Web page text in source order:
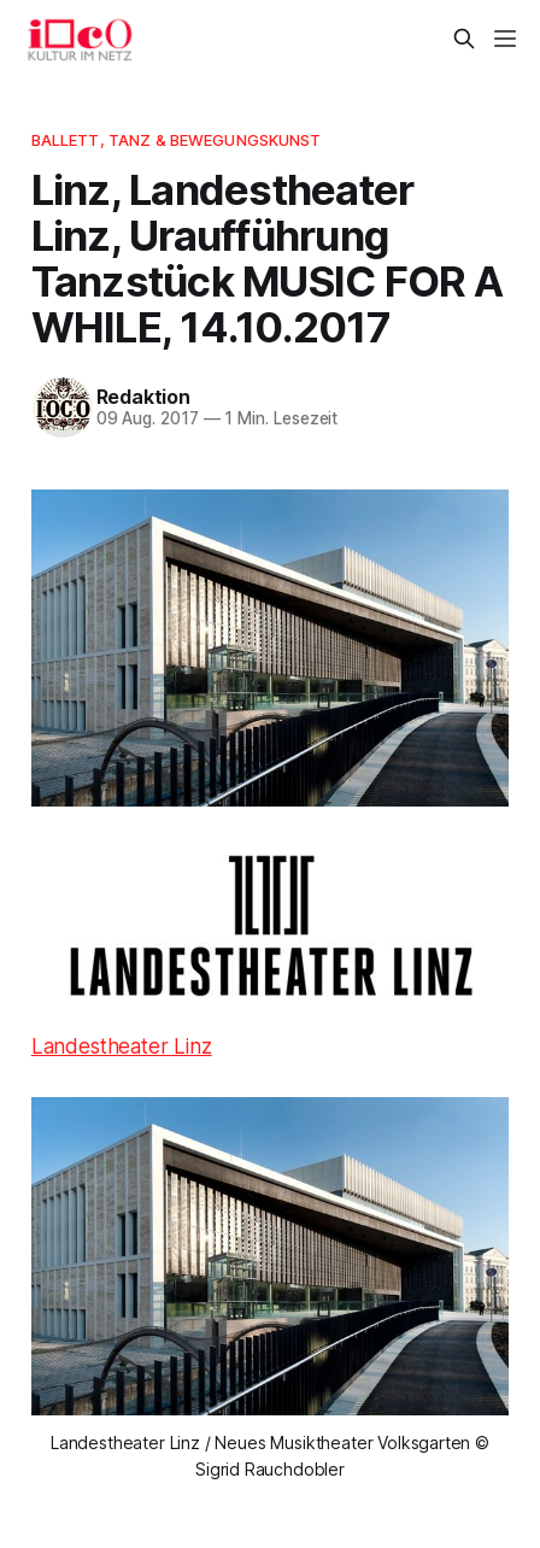
BALLETT, TANZ & BEWEGUNGSKUNST
Linz, Landestheater
Linz, Uraufführung
Tanzstück MUSIC FOR A
WHILE, 14.10.2017
Redaktion
09 Aug. 2017 —1 Min. Lesezeit
Landestheater Linz
Landestheater Linz / Neues Musiktheater Volksgarten ©
Sigrid Rauchdobler